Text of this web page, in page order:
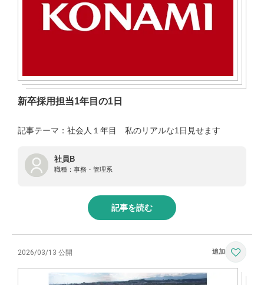
新卒採用担当1年目の1日
記事テーマ：社会人１年目 私のリアルな1日見せます
社員B
職種： 事務・管理系
記事を読む
2026/03/13 公開